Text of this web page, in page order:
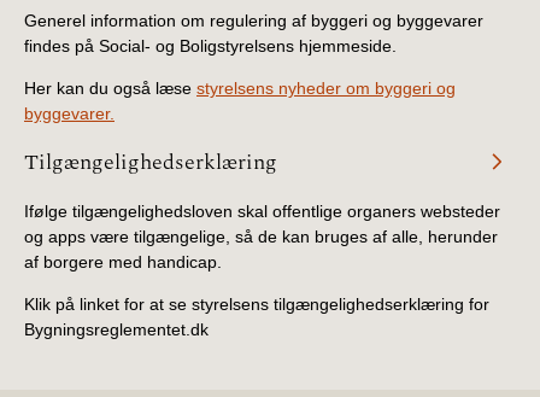
Generel information om regulering af byggeri og byggevarer
findes på Social- og Boligstyrelsens hjemmeside.
Her kan du også læse styrelsens nyheder om byggeri og
byggevarer.
Tilgængelighedserklæring
Ifølge tilgængelighedsloven skal offentlige organers websteder
og apps være tilgængelige, så de kan bruges af alle, herunder
af borgere med handicap.
Klik på linket for at se styrelsens tilgængelighedserklæring for
Bygningsreglementet.dk